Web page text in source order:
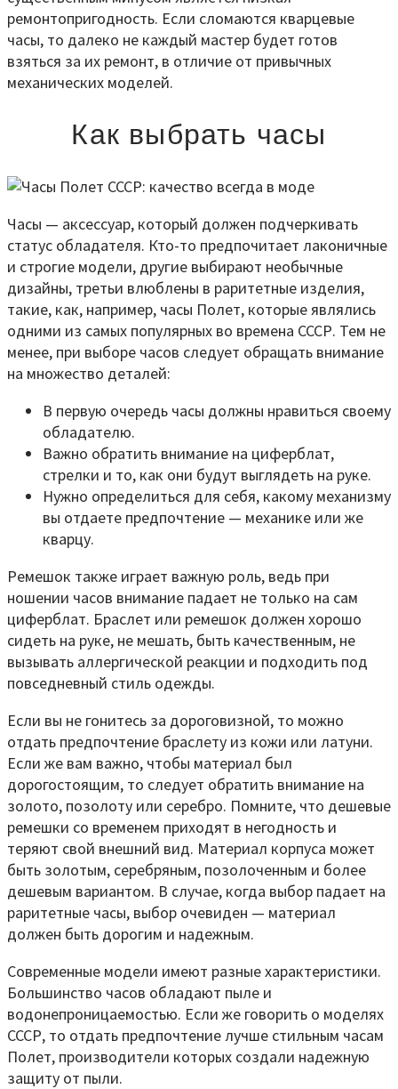
ремонтопригодность. Если сломаются кварцевые
часы, то далеко не каждый мастер будет готов
взяться за их ремонт, в отличие от привычных
механических моделей.
Как выбрать часы
Часы — аксессуар, который должен подчеркивать
статус обладателя. Кто-то предпочитает лаконичные
и строгие модели, другие выбирают необычные
дизайны, третьи влюблены в раритетные изделия,
такие, как, например, часы Полет, которые являлись
одними из самых популярных во времена СССР. Тем не
менее, при выборе часов следует обращать внимание
на множество деталей:
В первую очередь часы должны нравиться своему
обладателю.
Важно обратить внимание на циферблат,
стрелки и то, как они будут выглядеть на руке.
Нужно определиться для себя, какому механизму
вы отдаете предпочтение — механике или же
кварцу.
Ремешок также играет важную роль, ведь при
ношении часов внимание падает не только на сам
циферблат. Браслет или ремешок должен хорошо
сидеть на руке, не мешать, быть качественным, не
вызывать аллергической реакции и подходить под
повседневный стиль одежды.
Если вы не гонитесь за дороговизной, то можно
отдать предпочтение браслету из кожи или латуни.
Если же вам важно, чтобы материал был
дорогостоящим, то следует обратить внимание на
золото, позолоту или серебро. Помните, что дешевые
ремешки со временем приходят в негодность и
теряют свой внешний вид. Материал корпуса может
быть золотым, серебряным, позолоченным и более
дешевым вариантом. В случае, когда выбор падает на
раритетные часы, выбор очевиден — материал
должен быть дорогим и надежным.
Современные модели имеют разные характеристики.
Большинство часов обладают пыле и
водонепроницаемостью. Если же говорить о моделях
СССР, то отдать предпочтение лучше стильным часам
Полет, производители которых создали надежную
защиту от пыли.